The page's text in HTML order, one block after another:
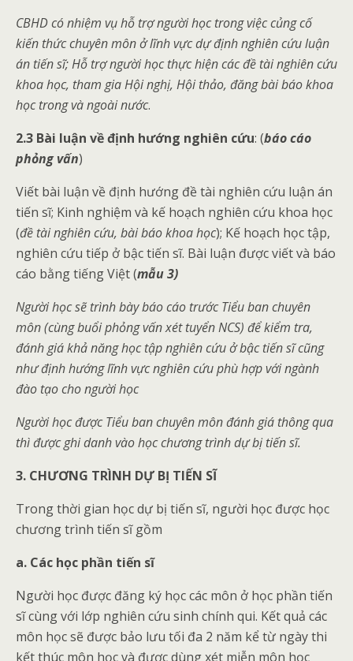
CBHD có nhiệm vụ hỗ trợ người học trong việc củng cố
kiến thức chuyên môn ở lĩnh vực dự định nghiên cứu luận
án tiến sĩ; Hỗ trợ người học thực hiện các đề tài nghiên cứu
khoa học, tham gia Hội nghị, Hội thảo, đăng bài báo khoa
học trong và ngoài nước.
2.3 Bài luận về định hướng nghiên cứu: (báo cáo
phỏng vấn)
Viết bài luận về định hướng đề tài nghiên cứu luận án
tiến sĩ; Kinh nghiệm và kế hoạch nghiên cứu khoa học
(đề tài nghiên cứu, bài báo khoa học); Kế hoạch học tập,
nghiên cứu tiếp ở bậc tiến sĩ. Bài luận được viết và báo
cáo bằng tiếng Việt (mẫu 3)
Người học sẽ trình bày báo cáo trước Tiểu ban chuyên
môn (cùng buổi phỏng vấn xét tuyển NCS) để kiểm tra,
đánh giá khả năng học tập nghiên cứu ở bậc tiến sĩ cũng
như định hướng lĩnh vực nghiên cứu phù hợp với ngành
đào tạo cho người học
Người học được Tiểu ban chuyên môn đánh giá thông qua
thì được ghi danh vào học chương trình dự bị tiến sĩ.
3. CHƯƠNG TRÌNH DỰ BỊ TIẾN SĨ
Trong thời gian học dự bị tiến sĩ, người học được học
chương trình tiến sĩ gồm
a. Các học phần tiến sĩ
Người học được đăng ký học các môn ở học phần tiến
sĩ cùng với lớp nghiên cứu sinh chính qui. Kết quả các
môn học sẽ được bảo lưu tối đa 2 năm kể từ ngày thi
kết thúc môn học và được dùng xét miễn môn học